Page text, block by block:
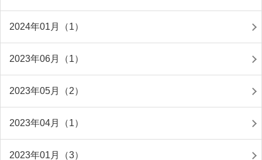
2024年01月（1）
2023年06月（1）
2023年05月（2）
2023年04月（1）
2023年01月（3）